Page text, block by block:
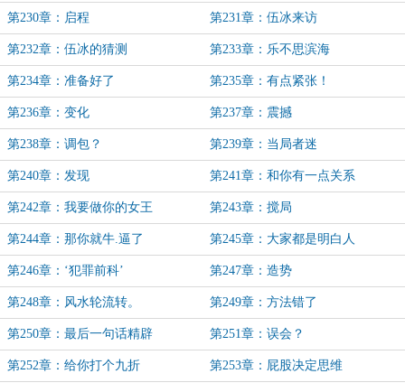
第230章：启程 第231章：伍冰来访
第232章：伍冰的猜测 第233章：乐不思滨海
第234章：准备好了 第235章：有点紧张！
第236章：变化 第237章：震撼
第238章：调包？ 第239章：当局者迷
第240章：发现 第241章：和你有一点关系
第242章：我要做你的女王 第243章：搅局
第244章：那你就牛.逼了 第245章：大家都是明白人
第246章：‘犯罪前科’ 第247章：造势
第248章：风水轮流转。 第249章：方法错了
第250章：最后一句话精辟 第251章：误会？
第252章：给你打个九折 第253章：屁股决定思维